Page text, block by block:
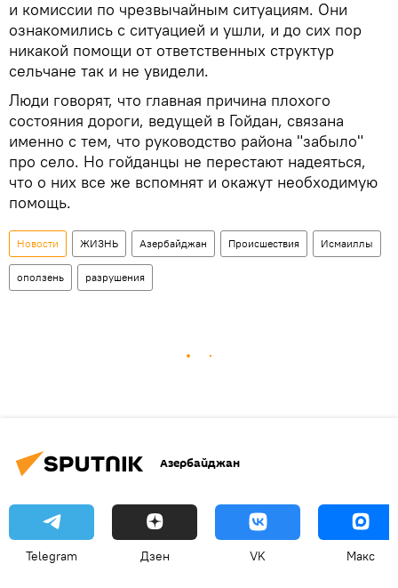
и комиссии по чрезвычайным ситуациям. Они
ознакомились с ситуацией и ушли, и до сих пор
никакой помощи от ответственных структур
сельчане так и не увидели.
Люди говорят, что главная причина плохого
состояния дороги, ведущей в Гойдан, связана
именно с тем, что руководство района "забыло"
про село. Но гойданцы не перестают надеяться,
что о них все же вспомнят и окажут необходимую
помощь.
Новости ЖИЗНЬ Азербайджан Происшествия Исмаиллы
оползень разрушения
Азербайджан
Telegram Дзен VK Макс